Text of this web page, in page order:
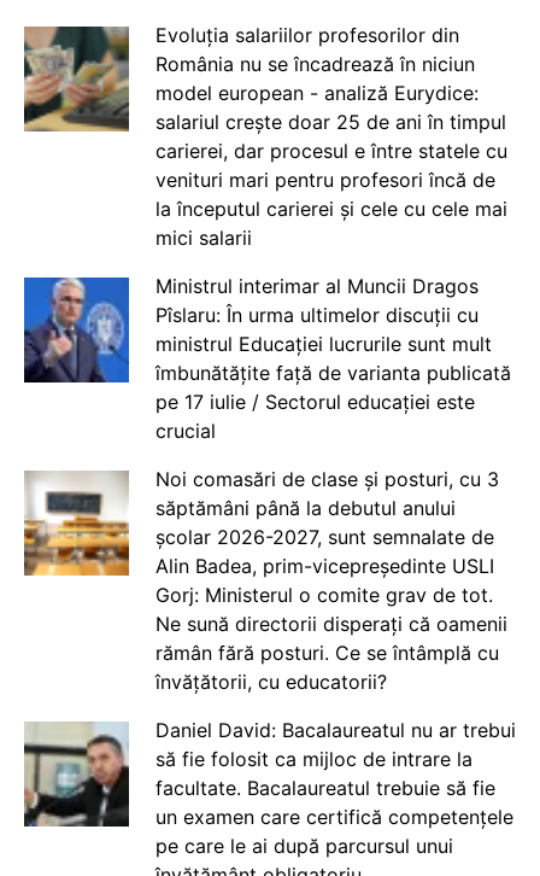
Evoluția salariilor profesorilor din
România nu se încadrează în niciun
model european - analiză Eurydice:
salariul crește doar 25 de ani în timpul
carierei, dar procesul e între statele cu
venituri mari pentru profesori încă de
la începutul carierei și cele cu cele mai
mici salarii
Ministrul interimar al Muncii Dragos
Pîslaru: În urma ultimelor discuții cu
ministrul Educației lucrurile sunt mult
îmbunătățite față de varianta publicată
pe 17 iulie / Sectorul educației este
crucial
Noi comasări de clase și posturi, cu 3
săptămâni până la debutul anului
școlar 2026-2027, sunt semnalate de
Alin Badea, prim-vicepreședinte USLI
Gorj: Ministerul o comite grav de tot.
Ne sună directorii disperați că oamenii
rămân fără posturi. Ce se întâmplă cu
învățătorii, cu educatorii?
Daniel David: Bacalaureatul nu ar trebui
să fie folosit ca mijloc de intrare la
facultate. Bacalaureatul trebuie să fie
un examen care certifică competențele
pe care le ai după parcursul unui